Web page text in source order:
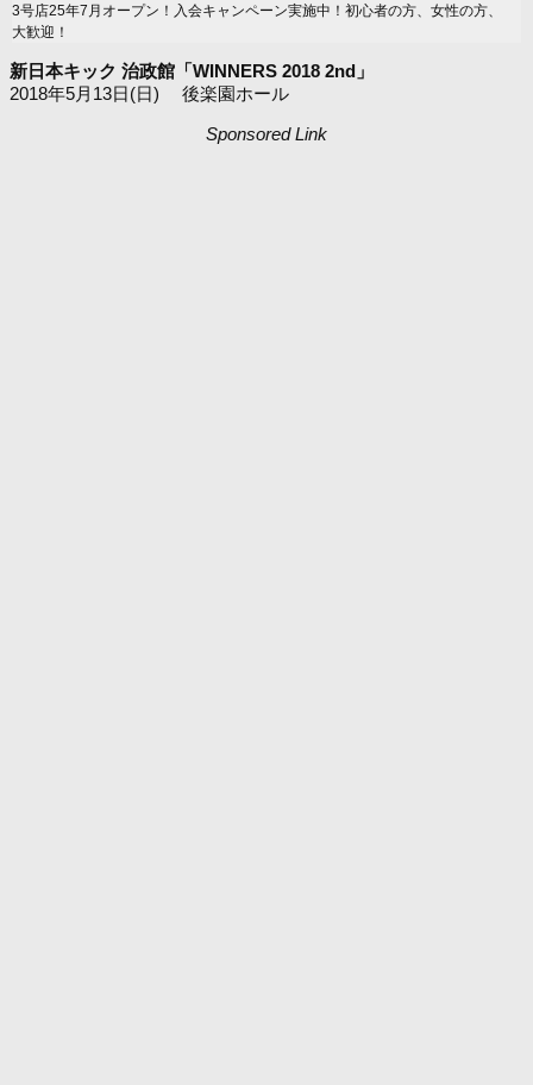
3号店25年7月オープン！入会キャンペーン実施中！初心者の方、女性の方、
大歓迎！
新日本キック 治政館「WINNERS 2018 2nd」
2018年5月13日(日) 後楽園ホール
Sponsored Link